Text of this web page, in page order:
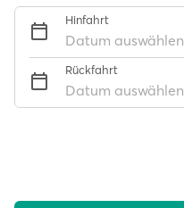
Hinfahrt
Datum auswählen
Rückfahrt
Datum auswählen